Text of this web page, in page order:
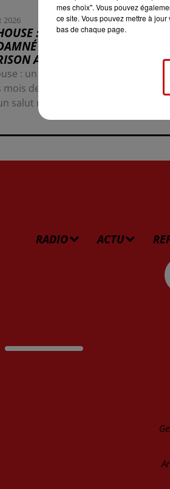
2026
: UN HOMME
À TROIS MOIS
AVEC SURSIS...
: un homme condamné
de prison avec sursis
salut nazi
RADIO ACTU
mes choix". Vous pouvez
ce site. Vous pouvez mettre à
bas de chaque page.